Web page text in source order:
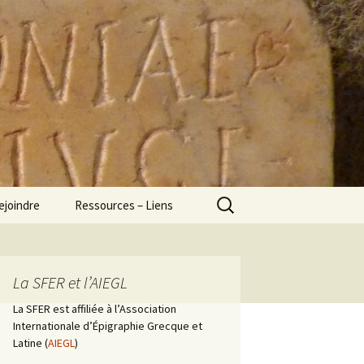
Ressources – Liens Rechercher :
La SFER et l’AIEGL
La SFER est affiliée à l’Association
Internationale d’Épigraphie Grecque et
Latine (AIEGL)